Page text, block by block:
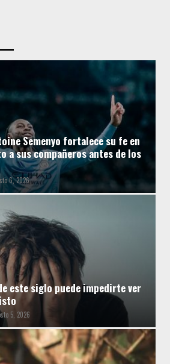
Semenyo fortalece su fe en
a sus compañeros antes de los
6, 2026
este siglo puede impedirte ver
5, 2026